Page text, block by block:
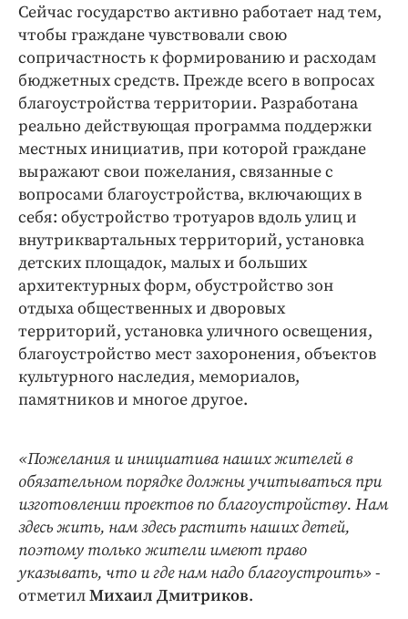
Издания
Медиаперсона
Интересное чтиво
Клиника года
Бренд года
Работодатель года
Сейчас государство активно работает над тем,
чтобы граждане чувствовали свою
сопричастность к формированию и расходам
бюджетных средств. Прежде всего в вопросах
благоустройства территории. Разработана
реально действующая программа поддержки
местных инициатив, при которой граждане
выражают свои пожелания, связанные с
вопросами благоустройства, включающих в
себя: обустройство тротуаров вдоль улиц и
внутриквартальных территорий, установка
детских площадок, малых и больших
архитектурных форм, обустройство зон
отдыха общественных и дворовых
территорий, установка уличного освещения,
благоустройство мест захоронения, объектов
культурного наследия, мемориалов,
памятников и многое другое.
«Пожелания и инициатива наших жителей в
обязательном порядке должны учитываться при
изготовлении проектов по благоустройству. Нам
здесь жить, нам здесь растить наших детей,
поэтому только жители имеют право
указывать, что и где нам надо благоустроить»-
отметилМихаил Дмитриков.